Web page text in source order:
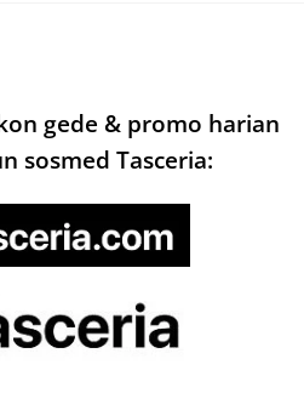
gede & promo harian
sosmed Tasceria: